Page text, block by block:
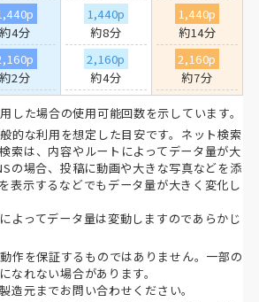
約4分
約2分
1,440p
約8分
2,160p
約4分
1,440p
約14分
2,160p
約7分
した場合の使用可能回数を示しています。
的な利用を想定した目安です。ネット検索
索は、内容やルートによってデータ量が大
の場合、投稿に動画や大きな写真などを添
表示するなどでもデータ量が大きく変化し
よってデータ量は変動しますのであらかじ
作を保証するものではありません。一部の
なれない場合があります。
造元までお問い合わせください。